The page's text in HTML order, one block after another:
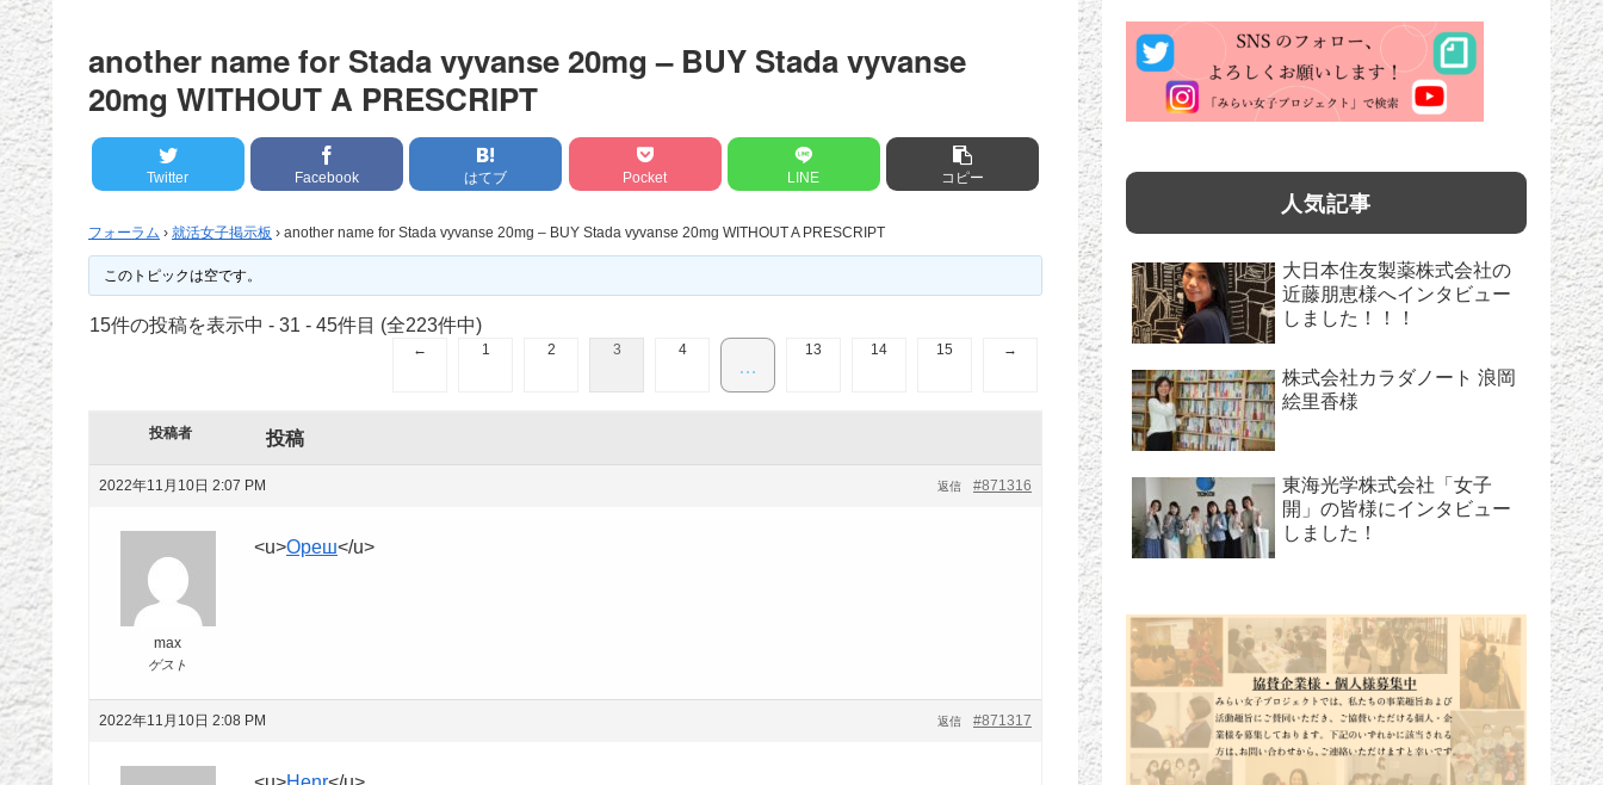
ク)
another name for Stada vyvanse 20mg – BUY Stada vyvanse
20mg WITHOUT A PRESCRIPT
Twitter Facebook はてブ Pocket LINE コピー
フォーラム › 就活女子掲示板 › another name for Stada vyvanse 20mg – BUY Stada vyvanse 20mg WITHOUT A PRESCRIPT
このトピックは空です。
15件の投稿を表示中 - 31 - 45件目 (全223件中)
← 1 2 3 4
…
13 14 15 →
投稿者 投稿
2022年11月10日 2:07 PM #871316
返信
max
ゲスト
<u>Ореш</u>
2022年11月10日 2:08 PM #871317
返信
人気記事
大日本住友製薬株式会社の
近藤朋恵様へインタビュー
しました！！！
株式会社カラダノート 浪岡
絵里香様
東海光学株式会社「女子
開」の皆様にインタビュー
しました！